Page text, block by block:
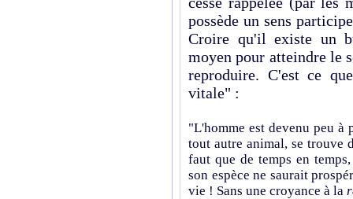
possède un sens
Croire qu'il existe un
moyen pour atteindre le
reproduire. C'est ce
vitale" :
"L'homme est devenu peu à
tout autre animal, se trouve
faut que de temps en
son espèce ne saurait
vie ! Sans une croyance à la